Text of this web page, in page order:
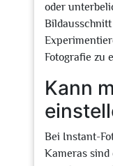
oder
Fotografie zu
Kann
Bei Instant-
Kameras sind